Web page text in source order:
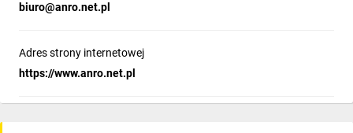
biuro@anro.net.pl
Adres strony internetowej
https://www.anro.net.pl